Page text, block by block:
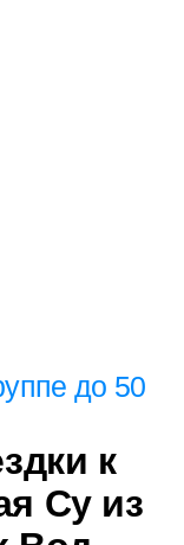
до 50
к
Су из